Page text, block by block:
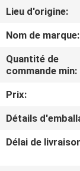
PROPOS
DE
NOUS
VISITE
DE
Lieu d'origine:
Nom de marque:
Quantité de
commande min:
Prix:
Détails
Délai de